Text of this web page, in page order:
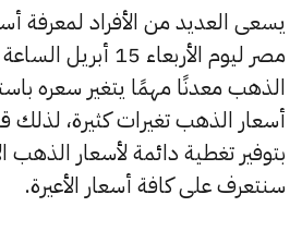
يسعى العديد من الأفراد لمعرفة
الذهب معدنًا مهمًا يتغير سعره
بتوفير تغطية دائمة لأسعار الذهب
سنتعرف على كافة أسعار الأعيرة.